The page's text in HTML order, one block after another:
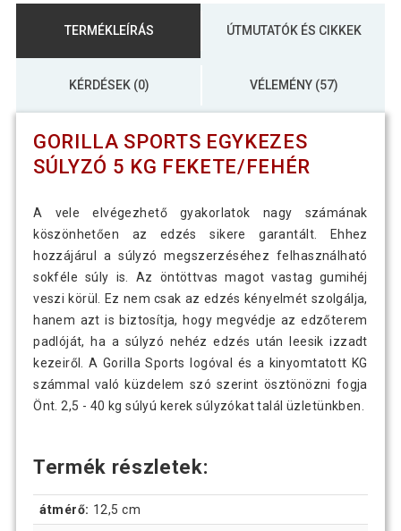
TERMÉKLEÍRÁS ÚTMUTATÓK ÉS CIKKEK
KÉRDÉSEK (0) VÉLEMÉNY (57)
GORILLA SPORTS EGYKEZES
SÚLYZÓ 5 KG FEKETE/FEHÉR
A vele elvégezhető gyakorlatok nagy számának
köszönhetően az edzés sikere garantált. Ehhez
hozzájárul a súlyzó megszerzéséhez felhasználható
sokféle súly is. Az öntöttvas magot vastag gumihéj
veszi körül. Ez nem csak az edzés kényelmét szolgálja,
hanem azt is biztosítja, hogy megvédje az edzőterem
padlóját, ha a súlyzó nehéz edzés után leesik izzadt
kezeiről. A Gorilla Sports logóval és a kinyomtatott KG
számmal való küzdelem szó szerint ösztönözni fogja
Önt. 2,5 - 40 kg súlyú kerek súlyzókat talál üzletünkben.
Termék részletek:
átmérő: 12,5 cm